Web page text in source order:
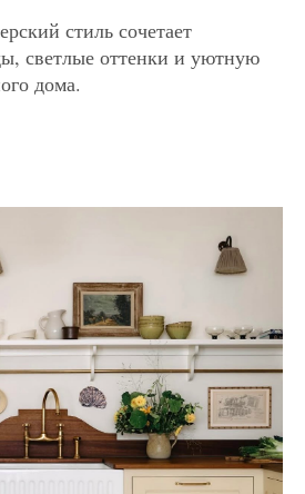
стиль сочетает
светлые оттенки и уютную
дома.